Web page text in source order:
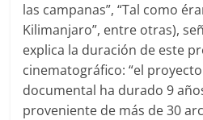
las campanas”, “Tal como
Kilimanjaro”, entre otras),
explica la duración de este
cinematográfico: “el
documental ha durado 9
proveniente de más de 30